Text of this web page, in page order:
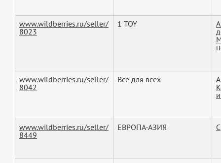
www.wildberries.ru/seller/
8023
1 TOY
www.wildberries.ru/seller/
8042
Все для всех
www.wildberries.ru/seller/
8449
ЕВРОПА-АЗИЯ